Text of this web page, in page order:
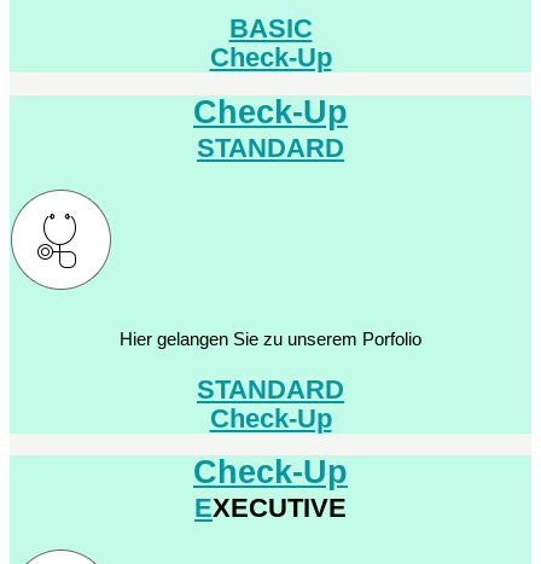
BASIC
Check-Up
Check-Up
STANDARD
Hier gelangen Sie zu unserem Porfolio
STANDARD
Check-Up
Check-Up
EXECUTIVE